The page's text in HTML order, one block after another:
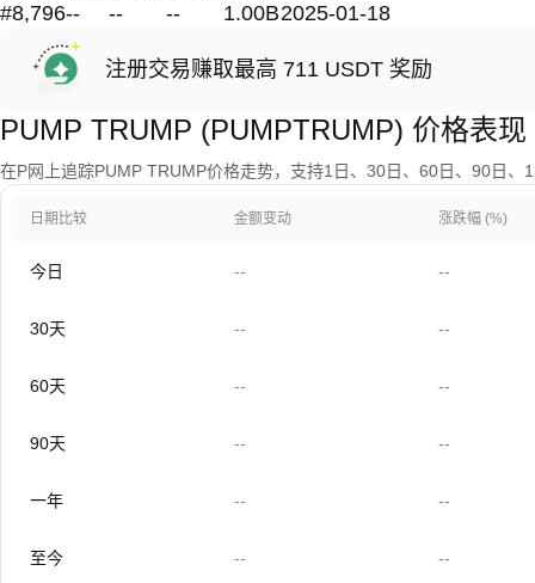
#8,796-- -- -- 1.00B2025-01-18
注册交易赚取最高 711 USDT 奖励
PUMP TRUMP (PUMPTRUMP) 价格表现
在P网上追踪PUMP TRUMP价格走势，支持1日、30日、60日、90日、
日期比较 金额变动 涨跌幅 (%)
今日 -- --
30天 -- --
60天 -- --
90天 -- --
一年 -- --
至今 -- --